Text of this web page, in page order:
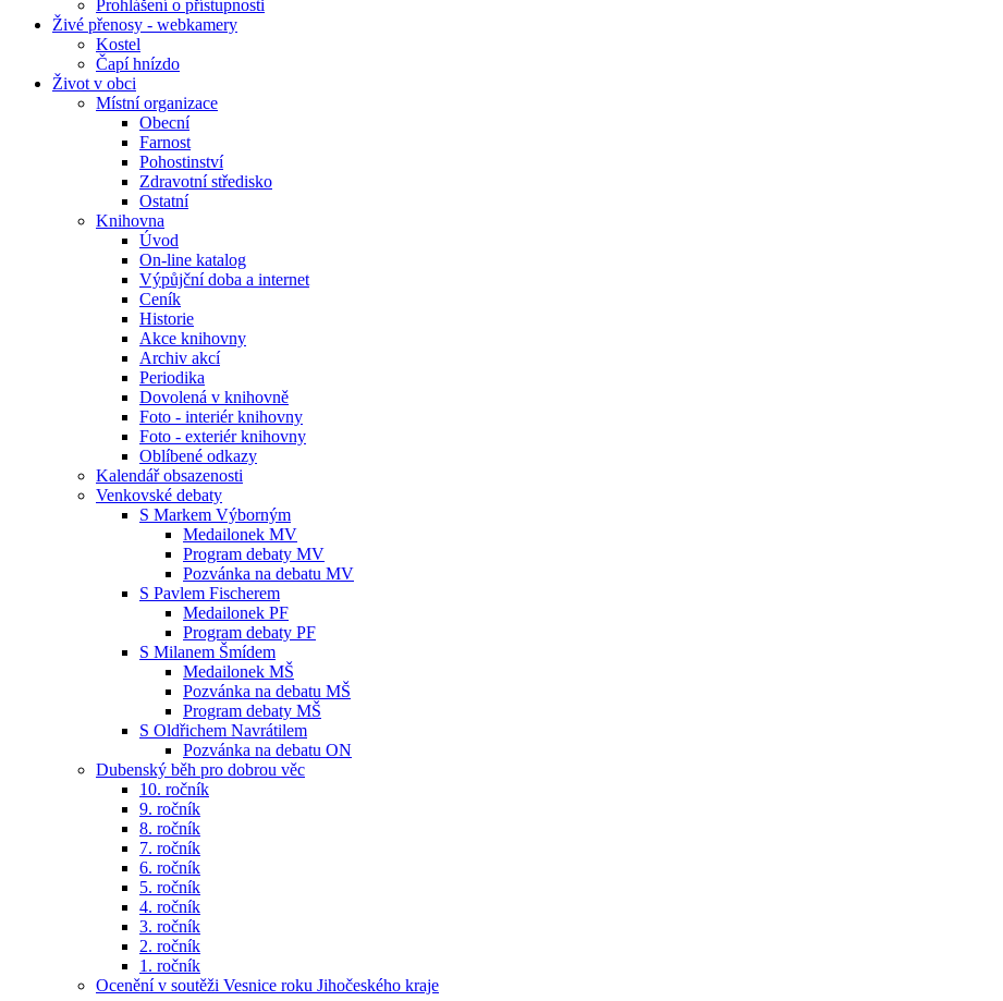
Prohlášení o přístupnosti
Živé přenosy - webkamery
Kostel
Čapí hnízdo
Život v obci
Místní organizace
Obecní
Farnost
Pohostinství
Zdravotní středisko
Ostatní
Knihovna
Úvod
On-line katalog
Výpůjční doba a internet
Ceník
Historie
Akce knihovny
Archiv akcí
Periodika
Dovolená v knihovně
Foto - interiér knihovny
Foto - exteriér knihovny
Oblíbené odkazy
Kalendář obsazenosti
Venkovské debaty
S Markem Výborným
Medailonek MV
Program debaty MV
Pozvánka na debatu MV
S Pavlem Fischerem
Medailonek PF
Program debaty PF
S Milanem Šmídem
Medailonek MŠ
Pozvánka na debatu MŠ
Program debaty MŠ
S Oldřichem Navrátilem
Pozvánka na debatu ON
Dubenský běh pro dobrou věc
10. ročník
9. ročník
8. ročník
7. ročník
6. ročník
5. ročník
4. ročník
3. ročník
2. ročník
1. ročník
Ocenění v soutěži Vesnice roku Jihočeského kraje